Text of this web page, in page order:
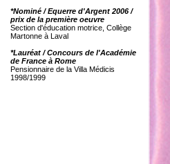
*Nominé / Equerre d'Argent 2006 /
prix de la première oeuvre
Section d'éducation motrice, Collège
Martonne à Laval
*Lauréat / Concours de l'Académie
de France à Rome
Pensionnaire de la Villa Médicis
1998/1999